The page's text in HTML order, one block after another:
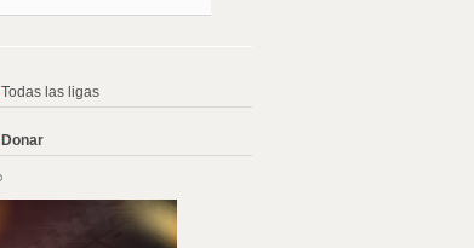
Todas las ligas
Donar